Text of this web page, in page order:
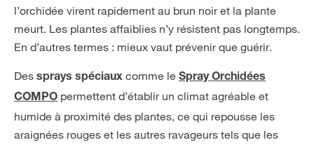
l’orchidée virent rapidement au brun noir et la plante
meurt. Les plantes affaiblies n’y résistent pas longtemps.
En d’autres termes : mieux vaut prévenir que guérir.
Des sprays spéciaux comme le Spray Orchidées
COMPO permettent d’établir un climat agréable et
humide à proximité des plantes, ce qui repousse les
araignées rouges et les autres ravageurs tels que les